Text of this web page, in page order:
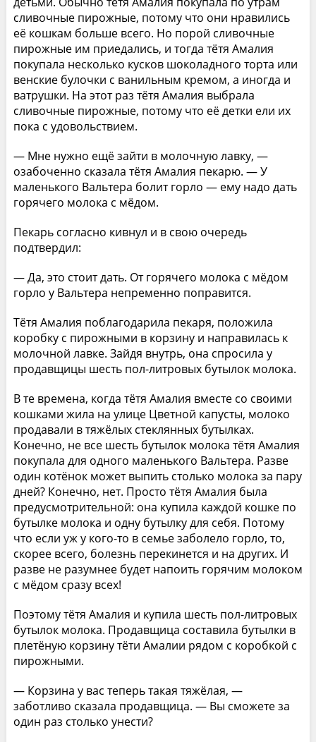
сливочные пирожные, потому что они нравились
её кошкам больше всего. Но порой сливочные
пирожные им приедались, и тогда тётя Амалия
покупала несколько кусков шоколадного торта или
венские булочки с ванильным кремом, а иногда и
ватрушки. На этот раз тётя Амалия выбрала
сливочные пирожные, потому что её детки ели их
пока с удовольствием.
— Мне нужно ещё зайти в молочную лавку, —
озабоченно сказала тётя Амалия пекарю. — У
маленького Вальтера болит горло — ему надо дать
горячего молока с мёдом.
Пекарь согласно кивнул и в свою очередь
подтвердил:
— Да, это стоит дать. От горячего молока с мёдом
горло у Вальтера непременно поправится.
Тётя Амалия поблагодарила пекаря, положила
коробку с пирожными в корзину и направилась к
молочной лавке. Зайдя внутрь, она спросила у
продавщицы шесть пол-литровых бутылок молока.
В те времена, когда тётя Амалия вместе со своими
кошками жила на улице Цветной капусты, молоко
продавали в тяжёлых стеклянных бутылках.
Конечно, не все шесть бутылок молока тётя Амалия
покупала для одного маленького Вальтера. Разве
один котёнок может выпить столько молока за пару
дней? Конечно, нет. Просто тётя Амалия была
предусмотрительной: она купила каждой кошке по
бутылке молока и одну бутылку для себя. Потому
что если уж у кого-то в семье заболело горло, то,
скорее всего, болезнь перекинется и на других. И
разве не разумнее будет напоить горячим молоком
с мёдом сразу всех!
Поэтому тётя Амалия и купила шесть пол-литровых
бутылок молока. Продавщица составила бутылки в
плетёную корзину тёти Амалии рядом с коробкой с
пирожными.
— Корзина у вас теперь такая тяжёлая, —
заботливо сказала продавщица. — Вы сможете за
один раз столько унести?